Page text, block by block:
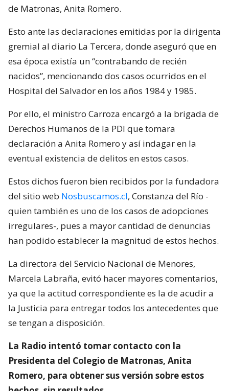
de Matronas, Anita Romero.
Esto ante las declaraciones emitidas por la dirigenta
gremial al diario La Tercera, donde aseguró que en
esa época existía un “contrabando de recién
nacidos”, mencionando dos casos ocurridos en el
Hospital del Salvador en los años 1984 y 1985.
Por ello, el ministro Carroza encargó a la brigada de
Derechos Humanos de la PDI que tomara
declaración a Anita Romero y así indagar en la
eventual existencia de delitos en estos casos.
Estos dichos fueron bien recibidos por la fundadora
del sitio web Nosbuscamos.cl, Constanza del Río -
quien también es uno de los casos de adopciones
irregulares-, pues a mayor cantidad de denuncias
han podido establecer la magnitud de estos hechos.
La directora del Servicio Nacional de Menores,
Marcela Labraña, evitó hacer mayores comentarios,
ya que la actitud correspondiente es la de acudir a
la Justicia para entregar todos los antecedentes que
se tengan a disposición.
La Radio intentó tomar contacto con la
Presidenta del Colegio de Matronas, Anita
Romero, para obtener sus versión sobre estos